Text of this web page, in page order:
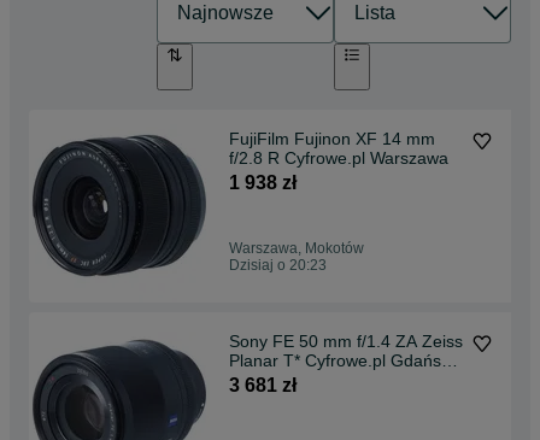
FujiFilm Fujinon XF 14 mm
f/2.8 R Cyfrowe.pl Warszawa
1 938 zł
Warszawa, Mokotów
Dzisiaj o 20:23
Sony FE 50 mm f/1.4 ZA Zeiss
Planar T* Cyfrowe.pl Gdańsk
Kartuska 149
3 681 zł